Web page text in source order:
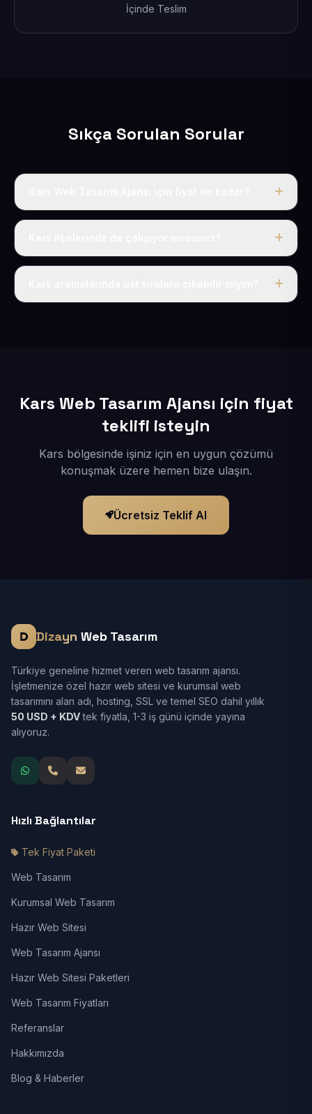
İçinde Teslim
Sıkça Sorulan Sorular
Kars dahil Türkiye’nin her yerinde geçerli yıllık tek
Elbette; Kars iline bağlı bütün ilçelere uzaktan ve
Kars Web Tasarım Ajansı için fiyat
teklifi isteyin
Kars bölgesinde işiniz için en uygun çözümü
konuşmak üzere hemen bize ulaşın.
Ücretsiz Teklif Al
Dizayn Web Tasarım
Türkiye geneline hizmet veren web tasarım ajansı.
İşletmenize özel hazır web sitesi ve kurumsal web
tasarımını alan adı, hosting, SSL ve temel SEO dahil yıllık
50 USD + KDVtek fiyatla, 1-3 iş günü içinde yayına
alıyoruz.
Hızlı Bağlantılar
Tek Fiyat Paketi
Web Tasarım
Kurumsal Web Tasarım
Hazır Web Sitesi
Web Tasarım Ajansı
Hazır Web Sitesi Paketleri
Web Tasarım Fiyatları
Referanslar
Hakkımızda
Blog & Haberler